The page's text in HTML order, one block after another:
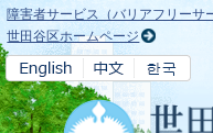
本文へ
障害者サービス（バリアフリーサ
世田谷区ホームページ